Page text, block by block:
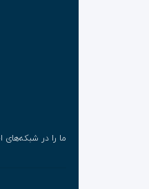
ما را در شبکه‌های